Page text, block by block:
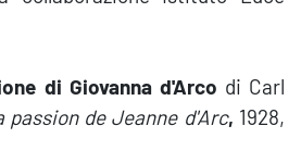
di Giovanna d'Arco di Carl
passion de Jeanne d'Arc, 1928,